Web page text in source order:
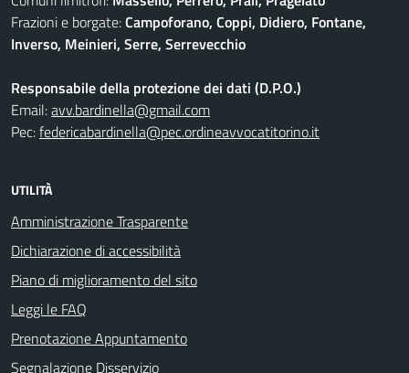
Frazioni e borgate:Campoforano, Coppi, Didiero, Fontane,
Inverso, Meinieri, Serre, Serrevecchio
Responsabile della protezione dei dati (D.P.O.)
Email:avv.bardinella@gmail.com
Pec:federicabardinella@pec.ordineavvocatitorino.it
UTILITÀ
Amministrazione Trasparente
Dichiarazione di accessibilità
Piano di miglioramento del sito
Leggi le FAQ
Prenotazione Appuntamento
Segnalazione Disservizio